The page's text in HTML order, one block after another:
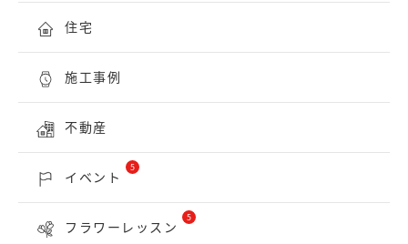
住宅
施工事例
不動産
イベント
5
フラワーレッスン
5